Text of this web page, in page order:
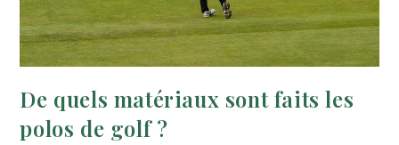
De quels matériaux sont faits les
polos de golf ?